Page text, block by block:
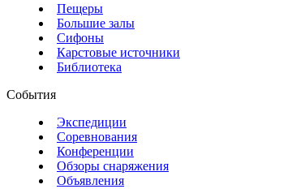
Пещеры
Большие залы
Сифоны
Карстовые источники
Библиотека
События
Экспедиции
Соревнования
Конференции
Обзоры снаряжения
Объявления